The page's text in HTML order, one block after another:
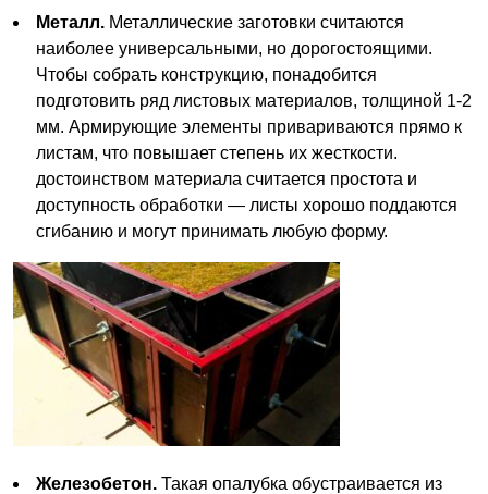
Металл. Металлические заготовки считаются
наиболее универсальными, но дорогостоящими.
Чтобы собрать конструкцию, понадобится
подготовить ряд листовых материалов, толщиной 1-2
мм. Армирующие элементы привариваются прямо к
листам, что повышает степень их жесткости.
достоинством материала считается простота и
доступность обработки — листы хорошо поддаются
сгибанию и могут принимать любую форму.
Железобетон. Такая опалубка обустраивается из